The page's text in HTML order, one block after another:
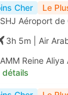
Cher Le
SHJ Aéroport de
3h 5m | Air
AMM Reine
détails